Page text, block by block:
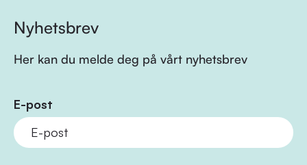
Nyhetsbrev
Her kan du melde deg på vårt nyhetsbrev
E-post